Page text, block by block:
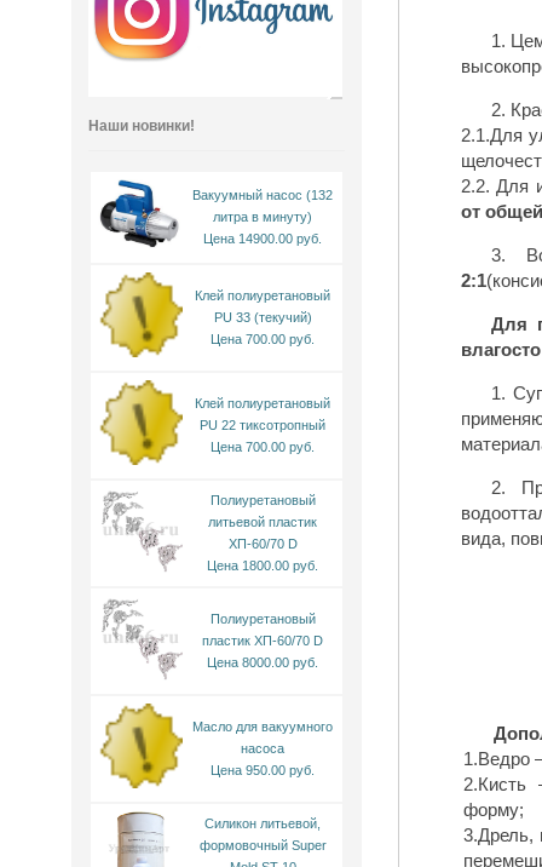
1.
2.
2.1.Для
от
2:1
Для
1.
2.
вида,
1.Ведро
2.Кисть
форму;
3.Дрель,
Наши новинки!
Вакуумный насос (132
литра в минуту)
Цена 14900.00 руб.
Клей полиуретановый
PU 33 (текучий)
Цена 700.00 руб.
Клей полиуретановый
PU 22 тиксотропный
Цена 700.00 руб.
Полиуретановый
литьевой пластик
ХП-60/70 D
Цена 1800.00 руб.
Полиуретановый
пластик ХП-60/70 D
Цена 8000.00 руб.
Масло для вакуумного
насоса
Цена 950.00 руб.
Силикон литьевой,
формовочный Super